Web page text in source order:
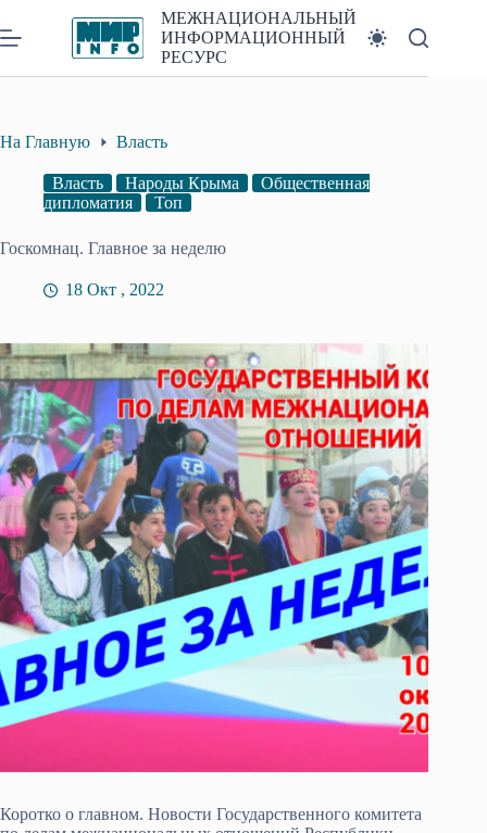
к
сути
МЕЖНАЦИОНАЛЬНЫЙ
ИНФОРМАЦИОННЫЙ
РЕСУРС
На Главную Власть
Власть Народы Крыма
Общественная
дипломатия
Топ
Госкомнац. Главное за неделю
18 Окт , 2022
Коротко о главном. Новости Государственного комитета